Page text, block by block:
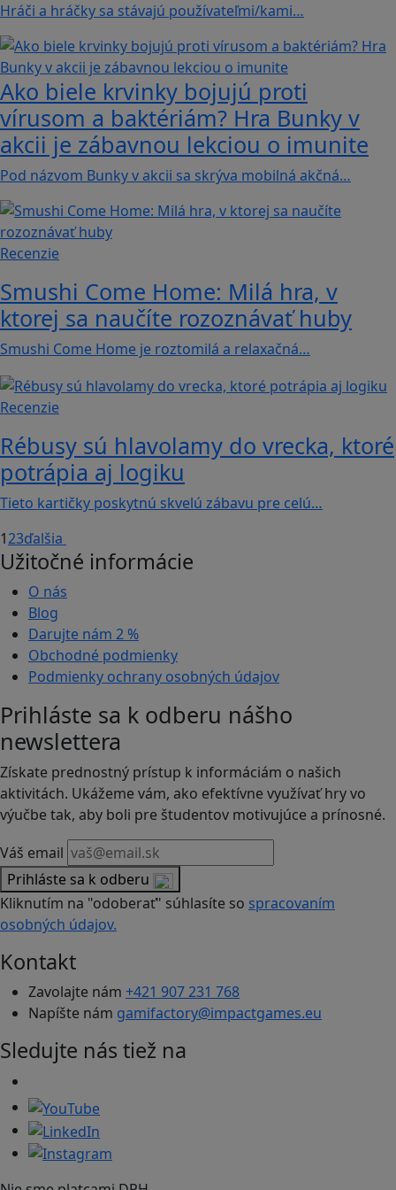
Hráči a hráčky sa stávajú používateľmi/kami…
Ako biele krvinky bojujú proti
vírusom a baktériám? Hra Bunky v
akcii je zábavnou lekciou o imunite
Pod názvom Bunky v akcii sa skrýva mobilná akčná…
Recenzie
Smushi Come Home: Milá hra, v
ktorej sa naučíte rozoznávať huby
Smushi Come Home je roztomilá a relaxačná…
Recenzie
Rébusy sú hlavolamy do vrecka, ktoré
potrápia aj logiku
Tieto kartičky poskytnú skvelú zábavu pre celú…
123ďalšia
Užitočné informácie
O nás
Blog
Darujte nám 2 %
Obchodné podmienky
Podmienky ochrany osobných údajov
Prihláste sa k odberu nášho
newslettera
Získate prednostný prístup k informáciám o našich
aktivitách. Ukážeme vám, ako efektívne využívať hry vo
výučbe tak, aby boli pre študentov motivujúce a prínosné.
Váš email
Prihláste sa k odberu
Kliknutím na "odoberať" súhlasíte so spracovaním
osobných údajov.
Kontakt
Zavolajte nám +421 907 231 768
Napíšte nám gamifactory@impactgames.eu
Sledujte nás tiež na